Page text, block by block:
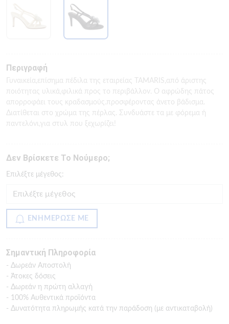
Περιγραφή
Γυναικεία,επίσημα πέδιλα της εταιρείας TAMARIS,από άριστης
ποιότητας υλικά,φιλικά προς το περιβάλλον. Ο αφρώδης πάτος
απορροφάει τους κραδασμούς.προσφέροντας άνετο βάδισμα.
Διατίθεται στο χρώμα της πέρλας. Συνδυάστε τα με φόρεμα ή
παντελόνι,για στυλ που ξεχωρίζει!
Δεν Βρίσκετε Το Νούμερο;
Eπιλέξτε μέγεθος:
ΕΝΗΜΕΡΩΣΕ ΜΕ
Σημαντική Πληροφορία
- Δωρεάν Αποστολή
- Άτοκες δόσεις
- Δωρεάν η πρώτη αλλαγή
- 100% Αυθεντικά προϊόντα
- Δυνατότητα πληρωμής κατά την παράδοση (με αντικαταβολή)